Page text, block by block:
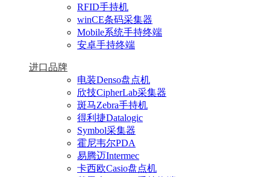
RFID手持机
winCE条码采集器
Mobile系统手持终端
安卓手持终端
进口品牌
电装Denso盘点机
欣技CipherLab采集器
斑马Zebra手持机
得利捷Datalogic
Symbol采集器
霍尼韦尔PDA
易腾迈Intermec
卡西欧Casio盘点机